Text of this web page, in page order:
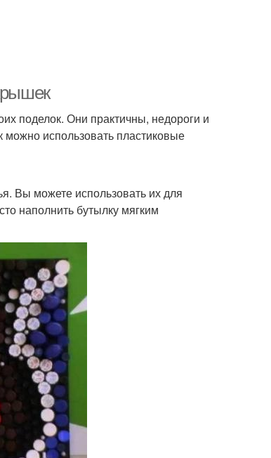
поделок. Они практичны, недороги и
можно использовать пластиковые
Вы можете использовать их для
наполнить бутылку мягким